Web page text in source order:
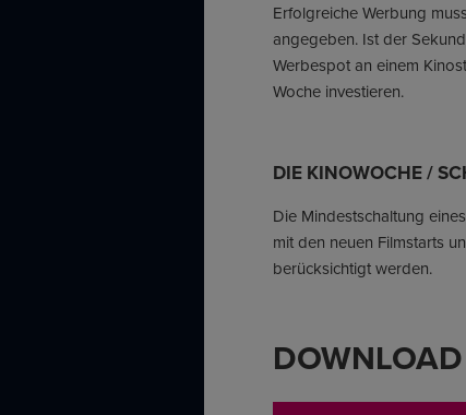
Erfolgreiche Werbung
angegeben. Ist der
Werbespot an einem
Woche investieren.
DIE KINOWOCHE /
Die Mindestschaltung
mit den neuen Filmstarts
berücksichtigt werden.
DOWNLOAD